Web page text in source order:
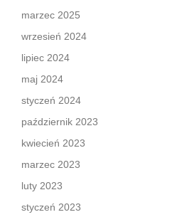
marzec 2025
wrzesień 2024
lipiec 2024
maj 2024
styczeń 2024
październik 2023
kwiecień 2023
marzec 2023
luty 2023
styczeń 2023